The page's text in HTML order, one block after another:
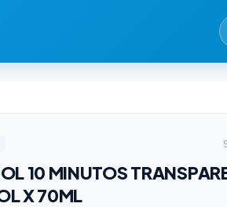
10 MINUTOS
X 70ML